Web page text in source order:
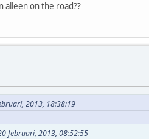
alleen on the road??
2013, 18:38:19
februari, 2013, 08:52:55